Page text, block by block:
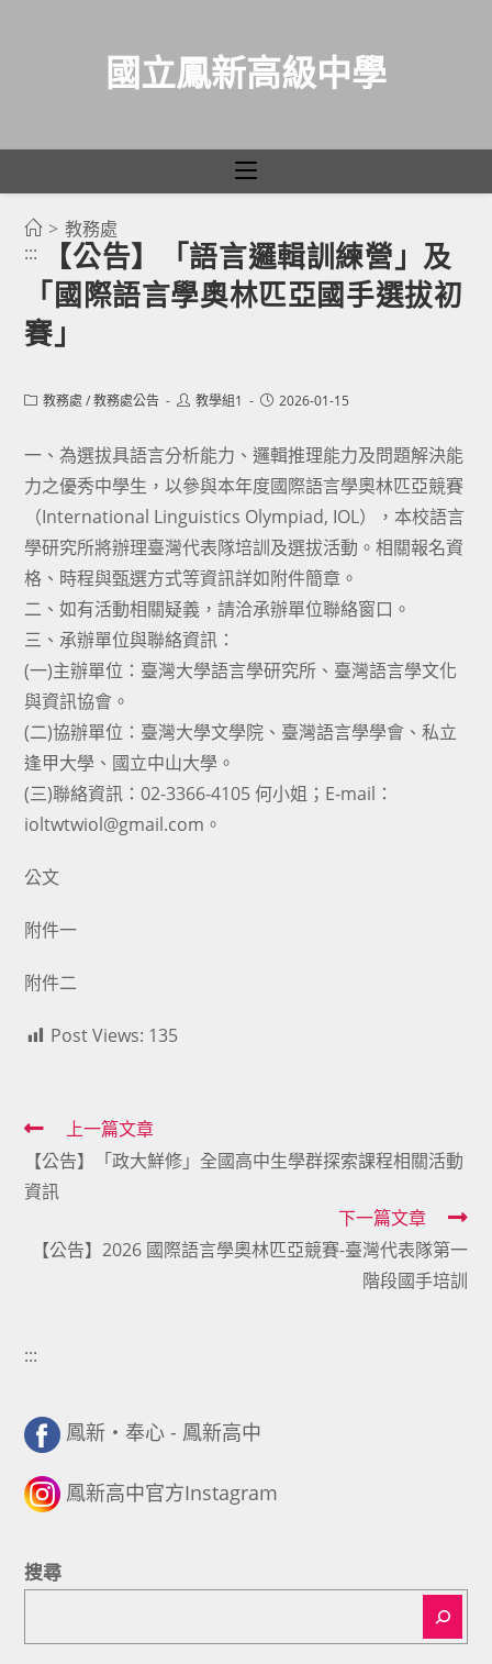
國立鳳新高級中學
> 教務處
:::
【公告】「語言邏輯訓練營」及
「國際語言學奧林匹亞國手選拔初
賽」
Post教務處 / 教務處公告
Post教學組1
Post2026-01-15
一、為選拔具語言分析能力、邏輯推理能力及問題解決能
力之優秀中學生，以參與本年度國際語言學奧林匹亞競賽
（International Linguistics Olympiad, IOL），本校語言
學研究所將辦理臺灣代表隊培訓及選拔活動。相關報名資
格、時程與甄選方式等資訊詳如附件簡章。
二、如有活動相關疑義，請洽承辦單位聯絡窗口。
三、承辦單位與聯絡資訊：
(一)主辦單位：臺灣大學語言學研究所、臺灣語言學文化
與資訊協會。
(二)協辦單位：臺灣大學文學院、臺灣語言學學會、私立
逢甲大學、國立中山大學。
(三)聯絡資訊：02-3366-4105 何小姐；E-mail：
ioltwtwiol@gmail.com。
公文
附件一
附件二
Post Views: 135
Read
more
articles
上一篇文章
【公告】「政大鮮修」全國高中生學群探索課程相關活動
資訊
下一篇文章
【公告】2026 國際語言學奧林匹亞競賽-臺灣代表隊第一
階段國手培訓
:::
鳳新・奉心 - 鳳新高中
鳳新高中官方Instagram
搜尋